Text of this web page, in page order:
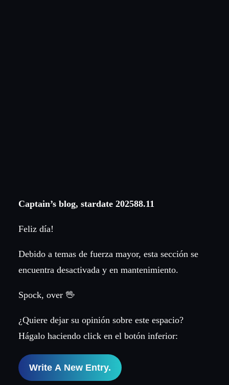
Captain’s blog, stardate 202588.11
Feliz día!
Debido a temas de fuerza mayor, esta sección se
encuentra desactivada y en mantenimiento.
Spock, over 🖖
¿Quiere dejar su opinión sobre este espacio?
Hágalo haciendo click en el botón inferior: